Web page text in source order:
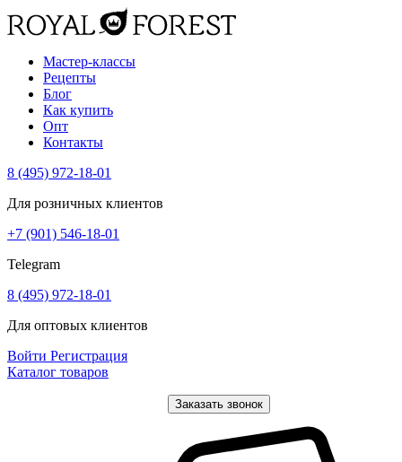
Мастер-классы
Рецепты
Блог
Как купить
Опт
Контакты
8 (495) 972-18-01
Для розничных клиентов
+7 (901) 546-18-01
Telegram
8 (495) 972-18-01
Для оптовых клиентов
Войти Регистрация
Каталог товаров
Заказать звонок